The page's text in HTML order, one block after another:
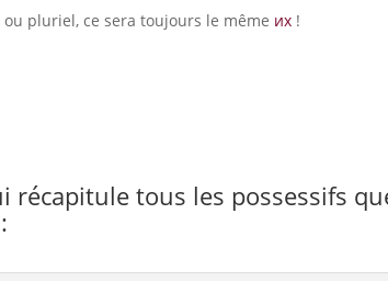
pluriel, ce sera toujours le même их !
récapitule tous les possessifs